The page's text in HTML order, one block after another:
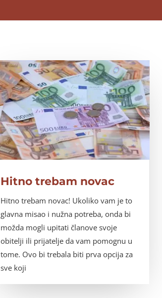
Hitno trebam novac
Hitno trebam novac! Ukoliko vam je to
glavna misao i nužna potreba, onda bi
možda mogli upitati članove svoje
obitelji ili prijatelje da vam pomognu u
tome. Ovo bi trebala biti prva opcija za
sve koji